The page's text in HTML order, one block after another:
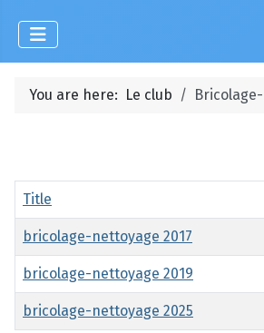
You are here: Le club
Title
bricolage-nettoyage 2017
bricolage-nettoyage 2019
bricolage-nettoyage 2025